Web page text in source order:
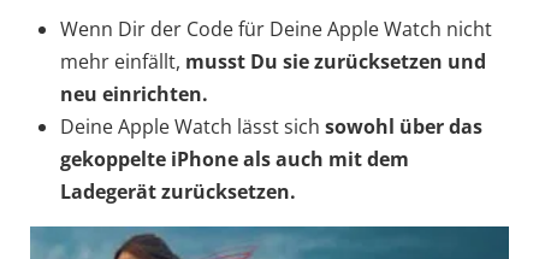
Wenn Dir der Code für Deine Apple Watch nicht
mehr einfällt, musst Du sie zurücksetzen und
neu einrichten.
Deine Apple Watch lässt sich sowohl über das
gekoppelte iPhone als auch mit dem
Ladegerät zurücksetzen.